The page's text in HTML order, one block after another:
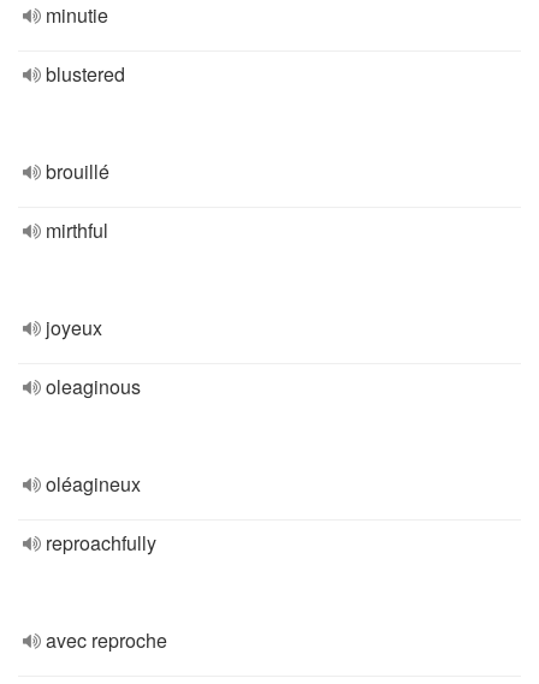
minutie
blustered
brouillé
mirthful
joyeux
oleaginous
oléagineux
reproachfully
avec reproche